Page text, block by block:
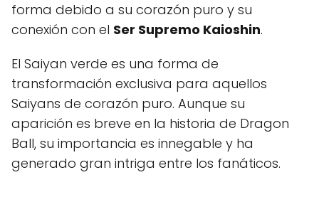
forma debido a su corazón puro y su
conexión con el Ser Supremo Kaioshin.
El Saiyan verde es una forma de
transformación exclusiva para aquellos
Saiyans de corazón puro. Aunque su
aparición es breve en la historia de Dragon
Ball, su importancia es innegable y ha
generado gran intriga entre los fanáticos.